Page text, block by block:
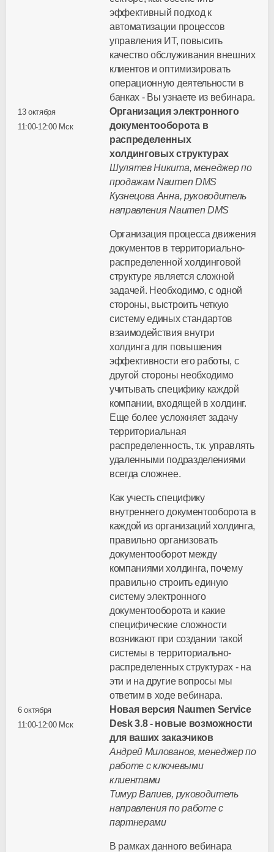
эффективный подход к
автоматизации процессов
управления ИТ, повысить
качество обслуживания внешних
клиентов и оптимизировать
операционную деятельности в
банках - Вы узнаете из вебинара.
13 октября
11:00-12:00 Мск
Организация электронного
документооборота в
распределенных
холдинговых структурах
Шулятев Никита, менеджер по
продажам Naumen DMS
Кузнецова Анна, руководитель
направления Naumen DMS
Организация процесса движения
документов в территориально-
распределенной холдинговой
структуре является сложной
задачей. Необходимо, с одной
стороны, выстроить четкую
систему единых стандартов
взаимодействия внутри
холдинга для повышения
эффективности его работы, с
другой стороны необходимо
учитывать специфику каждой
компании, входящей в холдинг.
Еще более усложняет задачу
территориальная
распределенность, т.к. управлять
удаленными подразделениями
всегда сложнее.
Как учесть специфику
внутреннего документооборота в
каждой из организаций холдинга,
правильно организовать
документооборот между
компаниями холдинга, почему
правильно строить единую
систему электронного
документооборота и какие
специфические сложности
возникают при создании такой
системы в территориально-
распределенных структурах - на
эти и на другие вопросы мы
ответим в ходе вебинара.
6 октября
11:00-12:00 Мск
Новая версия Naumen Service
Desk 3.8 - новые возможности
для ваших заказчиков
Андрей Милованов, менеджер по
работе с ключевыми
клиентами
Тимур Валиев, руководитель
направления по работе с
партнерами
В рамках данного вебинара